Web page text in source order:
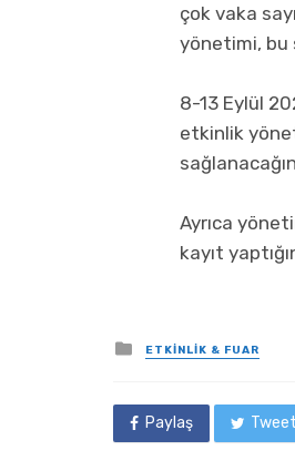
çok vaka
yönetimi, bu
8-13 Eylül
etkinlik
Ayrıca
kayıt
Posted
in
ETKINLIK & FUAR
Paylaş Tweet